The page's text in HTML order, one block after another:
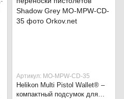
Артикул: MO-MPW-CD-35
Helikon Multi Pistol Wallet® –
компактный подсумок для